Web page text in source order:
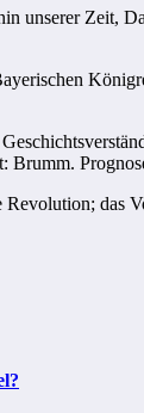
unserer Zeit,
Brumm.
das